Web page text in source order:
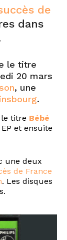
de
dans
le titre
20 mars
, une
.
titre Bébé
et ensuite
une deux
de France
. Les disques